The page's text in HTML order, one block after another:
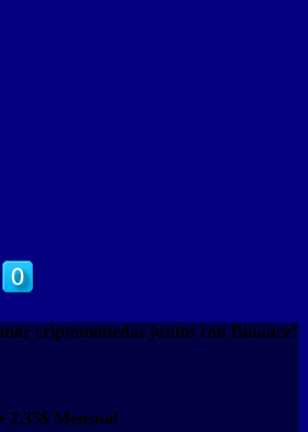
criptomonedas juntos con Binance!
2.35$ Mensual